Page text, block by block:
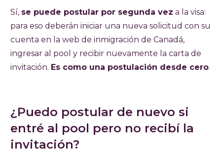
Sí, se puede postular por segunda vez a la visa:
para eso deberán iniciar una nueva solicitud con su
cuenta en la web de inmigración de Canadá,
ingresar al pool y recibir nuevamente la carta de
invitación. Es como una postulación desde cero.
¿Puedo postular de nuevo si
entré al pool pero no recibí la
invitación?